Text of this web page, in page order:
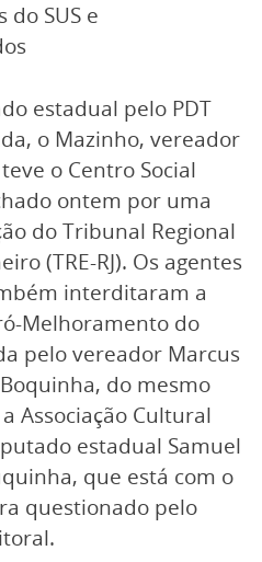
SUS e
estadual pelo PDT
o Mazinho, vereador
o Centro Social
ontem por uma
do Tribunal Regional
(TRE-RJ). Os agentes
interditaram a
Melhoramento do
pelo vereador Marcus
do mesmo
Associação Cultural
estadual Samuel
que está com o
questionado pelo